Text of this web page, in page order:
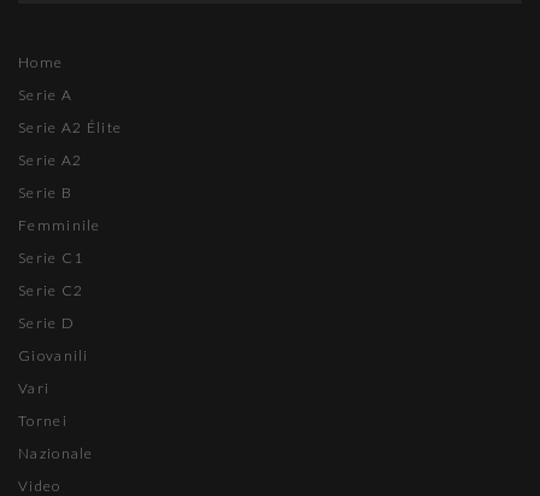
Home
Serie A
Serie A2 Élite
Serie A2
Serie B
Femminile
Serie C1
Serie C2
Serie D
Giovanili
Vari
Tornei
Nazionale
Video